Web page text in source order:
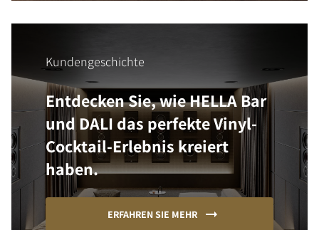
Kundengeschichte
Entdecken Sie, wie HELLA Bar
und DALI das perfekte Vinyl-
Cocktail-Erlebnis kreiert
haben.
ERFAHREN SIE MEHR